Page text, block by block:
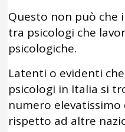
Questo non può
tra psicologi che
psicologiche.
Latenti o evidenti
psicologi in Italia si
numero
rispetto ad altre